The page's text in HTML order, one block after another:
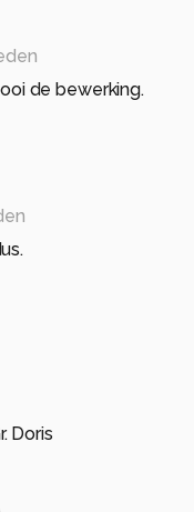
de bewerking.
Doris